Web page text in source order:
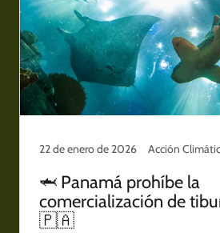
22 de enero de 2026
🦈 Panamá prohíbe la
comercialización de
🇵🇦